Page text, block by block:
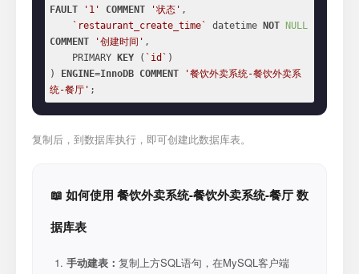
FAULT
'1' COMMENT '状态' ,
`restaurant_create_time`
datetime NOT
NULL
COMMENT
'创建时间' ,
    PRIMARY
KEY ( `id` )
)
ENGINE=InnoDB COMMENT
'餐饮外卖系统-餐饮外卖系
统-餐厅' ;
复制后，到数据库执行，即可创建此数据库表。
📖 如何使用 餐饮外卖系统-餐饮外卖系统-餐厅 数
据库表
手动建表： 复制上方SQL语句，在MySQL客户端